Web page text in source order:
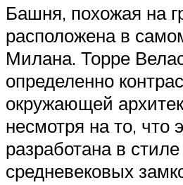
Башня, похожая на
расположена в
Милана. Торре
определенно
окружающей
несмотря на то, что
разработана в
средневековых